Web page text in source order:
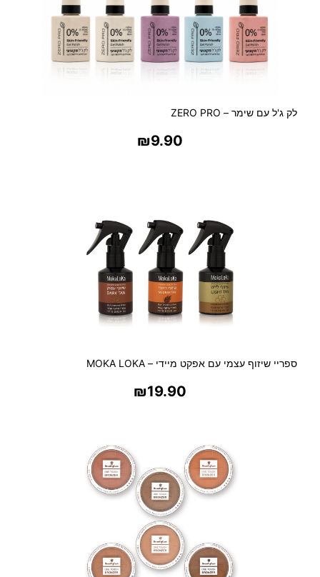
ש
ו
פ
לק ג'ל עם שימר – ZERO PRO
₪9.90
ספריי שיזוף עצמי עם אפקט מיידי – MOKA LOKA
₪19.90